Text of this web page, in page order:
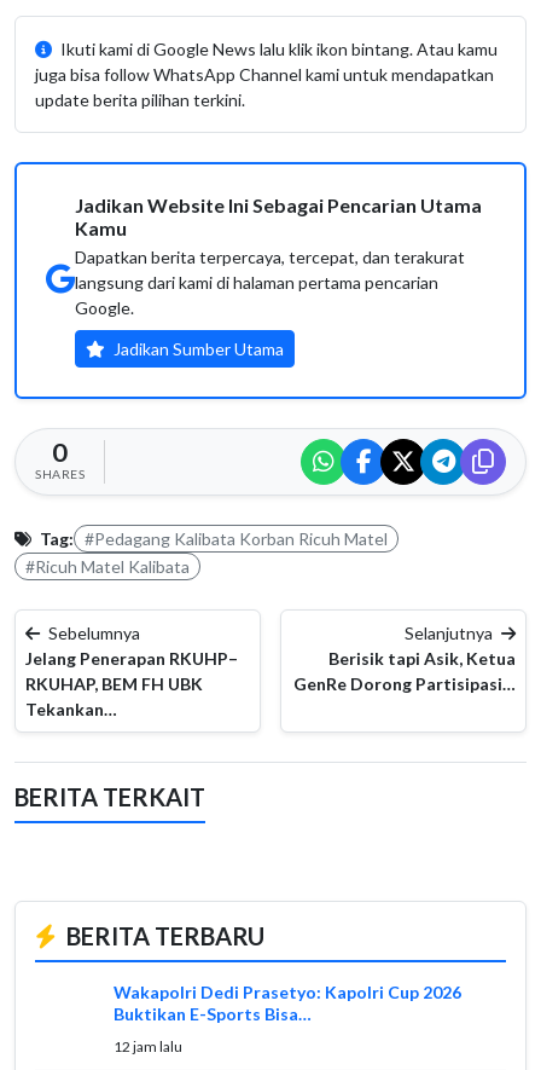
Ikuti kami di Google News lalu klik ikon bintang. Atau kamu
juga bisa follow WhatsApp Channel kami untuk mendapatkan
update berita pilihan terkini.
Jadikan Website Ini Sebagai Pencarian Utama
Kamu
Dapatkan berita terpercaya, tercepat, dan terakurat
langsung dari kami di halaman pertama pencarian
Google.
Jadikan Sumber Utama
0
SHARES
Tag: #Pedagang Kalibata Korban Ricuh Matel
#Ricuh Matel Kalibata
Sebelumnya
Jelang Penerapan RKUHP–
RKUHAP, BEM FH UBK
Tekankan…
Selanjutnya
Berisik tapi Asik, Ketua
GenRe Dorong Partisipasi…
BERITA TERKAIT
BERITA TERBARU
Wakapolri Dedi Prasetyo: Kapolri Cup 2026
Buktikan E-Sports Bisa…
12 jam lalu